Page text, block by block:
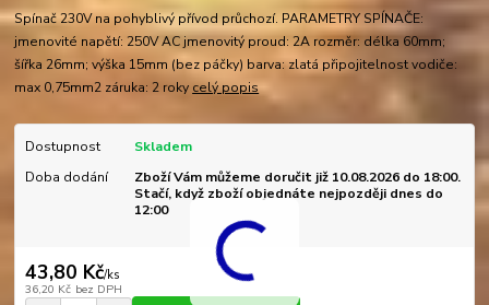
Spínač 230V na pohyblivý přívod průchozí. PARAMETRY SPÍNAČE:
jmenovité napětí: 250V AC jmenovitý proud: 2A rozměr: délka 60mm;
šířka 26mm; výška 15mm (bez páčky) barva: zlatá připojitelnost vodiče:
max 0,75mm2 záruka: 2 roky celý popis
Dostupnost
Skladem
Doba dodání
Zboží Vám můžeme doručit již 10.08.2026 do 18:00.
Stačí, když zboží objednáte nejpozději dnes do
12:00
43,80 Kč/ks
36,20 Kč bez DPH